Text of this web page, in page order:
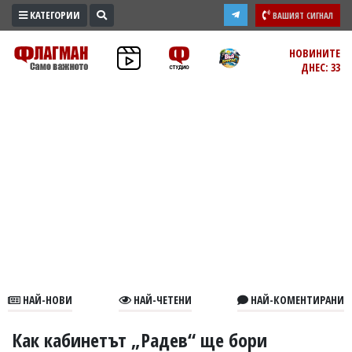
ПРОМО
ЗОНА
В
КАТЕГОРИИ ВАШИЯТ СИГНАЛ
НОВИНИТЕ
ДНЕС: 33
НАЙ-НОВИ НАЙ-ЧЕТЕНИ НАЙ-КОМЕНТИРАНИ
Как кабинетът „Радев“ ще бори